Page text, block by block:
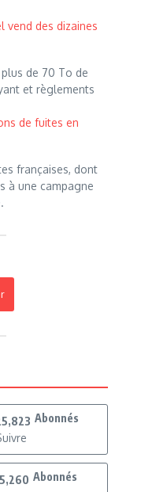
vend des dizaines
de 70 To de
et règlements
de fuites en
françaises, dont
à une campagne
Abonnés
Abonnés